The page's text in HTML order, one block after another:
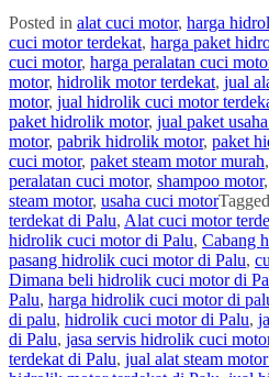
Posted in alat cuci motor, harga
cuci motor terdekat, harga paket
cuci motor, harga peralatan cuci
motor, hidrolik motor terdekat, jual
motor, jual hidrolik cuci motor
paket hidrolik motor, jual paket
motor, pabrik hidrolik motor, paket
cuci motor, paket steam motor murah,
peralatan cuci motor, shampoo motor,
steam motor, usaha cuci motorTagged
terdekat di Palu, Alat cuci motor
hidrolik cuci motor di Palu, Cabang
pasang hidrolik cuci motor di Palu,
Dimana beli hidrolik cuci motor di
Palu, harga hidrolik cuci motor di
di palu, hidrolik cuci motor di Palu,
di Palu, jasa servis hidrolik cuci
terdekat di Palu, jual alat steam